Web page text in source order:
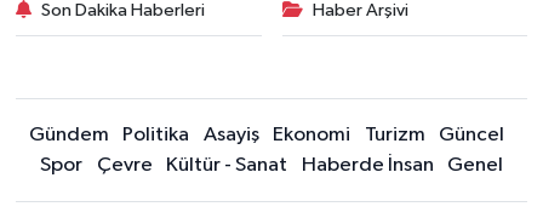
Son Dakika Haberleri Haber Arşivi
Gündem Politika Asayiş Ekonomi Turizm
Güncel
Spor
Çevre Kültür - Sanat Haberde İnsan Genel